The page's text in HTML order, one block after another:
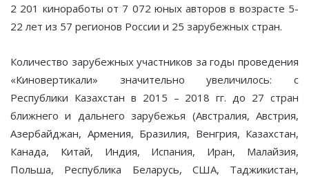
2 201 киноработы от 7 072 юных авторов в возрасте 5-
22 лет из 57 регионов России и 25 зарубежных стран.
Количество зарубежных участников за годы проведения
«Киновертикали» значительно увеличилось: с
Республики Казахстан в 2015 – 2018 гг. до 27 стран
ближнего и дальнего зарубежья (Австралия, Австрия,
Азербайджан, Армения, Бразилия, Венгрия, Казахстан,
Канада, Китай, Индия, Испания, Иран, Малайзия,
Польша, Республика Беларусь, США, Таджикистан,